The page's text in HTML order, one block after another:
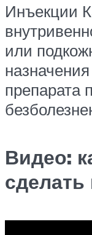
Инъекции
или
препарата
Видео:
сделать